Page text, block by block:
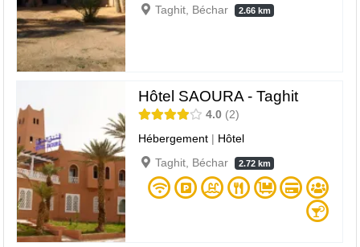
Taghit, Béchar
2.66 km
Hôtel SAOURA - Taghit
4.0 2
Hébergement | Hôtel
Taghit, Béchar
2.72 km